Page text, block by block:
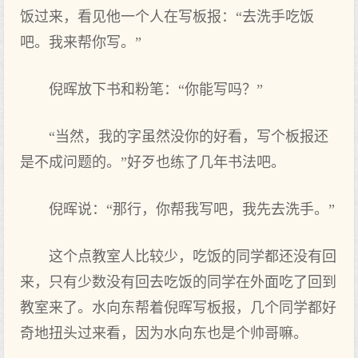
饭过来，看见他一个人在写板报：“去洗手吃饭
吧。我来帮你写。”
倪晖放下书和粉笔：“你能写吗？”
“当然，我的字虽然没你的好看，写个板报还
是不成问题的。”好歹也练了几年书法吧。
倪晖说：“那行，你帮我写吧，我先去洗手。”
这个点教室人比较少，吃饭的同学都还没有回
来，只有少数没有回去吃饭的同学在外面吃了回到
教室来了。水向东帮着倪晖写板报，几个同学都好
奇地扭头过来看，因为水向东也是个帅哥嘛。